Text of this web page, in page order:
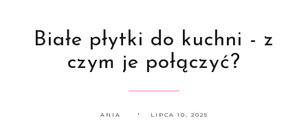
Białe płytki do kuchni - z
czym je połączyć?
ANIA LIPCA 10, 2025